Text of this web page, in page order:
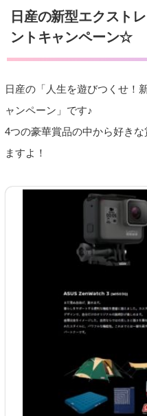
日産の新型エクスト
ントキャンペーン☆
日産の「人生を遊びつくせ！
ャンペーン」です♪
4つの豪華賞品の中から好き
ますよ！